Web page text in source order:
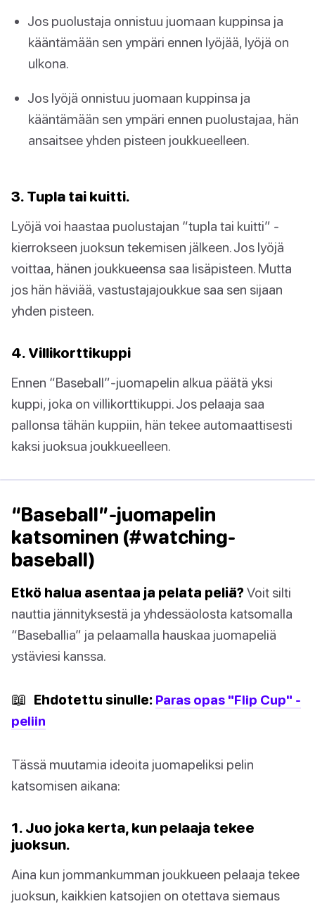
Jos puolustaja onnistuu juomaan kuppinsa ja
kääntämään sen ympäri ennen lyöjää, lyöjä on
ulkona.
Jos lyöjä onnistuu juomaan kuppinsa ja
kääntämään sen ympäri ennen puolustajaa, hän
ansaitsee yhden pisteen joukkueelleen.
3. Tupla tai kuitti.
Lyöjä voi haastaa puolustajan “tupla tai kuitti” -
kierrokseen juoksun tekemisen jälkeen. Jos lyöjä
voittaa, hänen joukkueensa saa lisäpisteen. Mutta
jos hän häviää, vastustajajoukkue saa sen sijaan
yhden pisteen.
4. Villikorttikuppi
Ennen “Baseball”-juomapelin alkua päätä yksi
kuppi, joka on villikorttikuppi. Jos pelaaja saa
pallonsa tähän kuppiin, hän tekee automaattisesti
kaksi juoksua joukkueelleen.
“Baseball”-juomapelin
katsominen (#watching-
baseball)
Etkö halua asentaa ja pelata peliä?Voit silti
nauttia jännityksestä ja yhdessäolosta katsomalla
“Baseballia” ja pelaamalla hauskaa juomapeliä
ystäviesi kanssa.
📖 Ehdotettu sinulle: Paras opas "Flip Cup" -
peliin
Tässä muutamia ideoita juomapeliksi pelin
katsomisen aikana:
1. Juo joka kerta, kun pelaaja tekee
juoksun.
Aina kun jommankumman joukkueen pelaaja tekee
juoksun, kaikkien katsojien on otettava siemaus